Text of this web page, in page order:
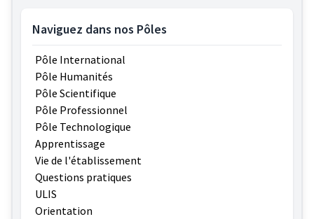
Naviguez dans nos Pôles
Pôle International
Pôle Humanités
Pôle Scientifique
Pôle Professionnel
Pôle Technologique
Apprentissage
Vie de l'établissement
Questions pratiques
ULIS
Orientation